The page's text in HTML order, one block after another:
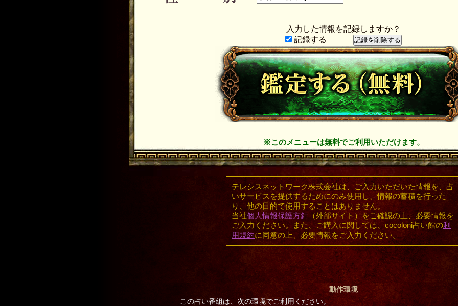
入力した情報を記録しますか？
記録する
※このメニューは無料でご利用いただけます。
テレシスネットワーク株式会社は、ご入力いただいた情報を、占
いサービスを提供するためにのみ使用し、情報の蓄積を行った
り、他の目的で使用することはありません。
当社個人情報保護方針（外部サイト）をご確認の上、必要情報を
ご入力ください。また、ご購入に関しては、cocoloni占い館の利
用規約に同意の上、必要情報をご入力ください。
動作環境
この占い番組は、次の環境でご利用ください。